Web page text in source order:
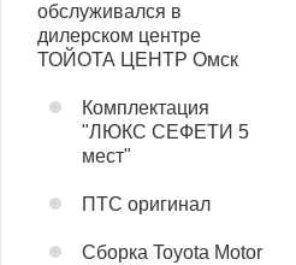
обслуживался в
дилерском центре
ТОЙОТА ЦЕНТР Омск
Комплектация
"ЛЮКС СЕФЕТИ 5
мест"
ПТС оригинал
Сборка Toyota Motor